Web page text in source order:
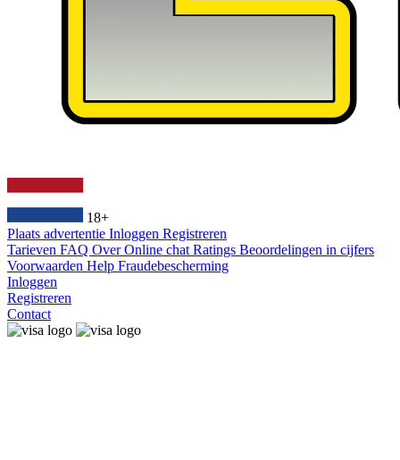
18+
Plaats advertentie Inloggen Registreren
Tarieven FAQ OverOnline chat Ratings Beoordelingen in cijfers
Voorwaarden Help Fraudebescherming
Inloggen
Registreren
Contact